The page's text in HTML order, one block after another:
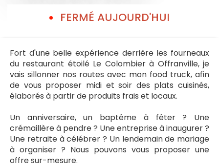
FERMÉ AUJOURD'HUI
Fort d'une belle expérience derrière les fourneaux
du restaurant étoilé Le Colombier à Offranville, je
vais sillonner nos routes avec mon food truck, afin
de vous proposer midi et soir des plats cuisinés,
élaborés à partir de produits frais et locaux.
Un anniversaire, un baptême à fêter ? Une
crémaillère à pendre ? Une entreprise à inaugurer ?
Une retraite à célébrer ? Un lendemain de mariage
à organiser ? Nous pouvons vous proposer une
offre sur-mesure.